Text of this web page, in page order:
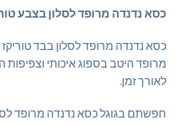
כסא נדנדה מרופד לסלון בצבע
כסא נדנדה מרופד לסלון בבד טוריקז
מרופד היטב בספוג איכותי וצפיפות
לאורך זמן.
חפשתם בגוגל כסא נדנדה מרופד